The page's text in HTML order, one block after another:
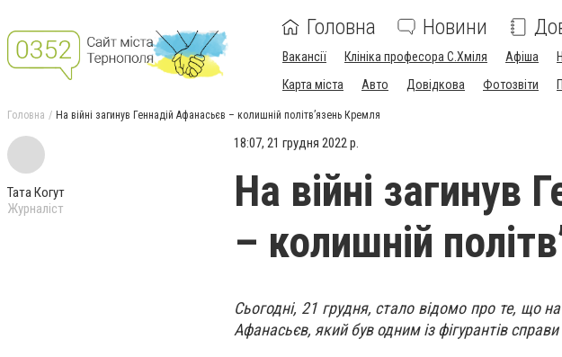
Головна Новини
Вакансії Клініка професора С.Хміля Афіша
Карта міста
Авто Довідкова Фотозвіти
Головна На війні загинув Геннадій Афанасьєв – колишній політв’язень Кремля
Тата Когут
Журналіст
18:07, 21 грудня 2022 р.
На війні загинув
– колишній
Сьогодні, 21 грудня, стало відомо про те, що
Афанасьєв, який був одним із фігурантів